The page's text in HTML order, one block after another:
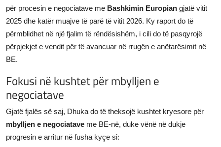
Shqip
për procesin e negociatave me Bashkimin Europian gjatë vitit
2025 dhe katër muajve të parë të vitit 2026. Ky raport do të
përmblidhet në një fjalim të rëndësishëm, i cili do të pasqyrojë
përpjekjet e vendit për të avancuar në rrugën e anëtarësimit në
BE.
Fokusi në kushtet për mbylljen e
negociatave
Gjatë fjalës së saj, Dhuka do të theksojë kushtet kryesore për
mbylljen e negociatave me BE-në, duke vënë në dukje
progresin e arritur në fusha kyçe si: